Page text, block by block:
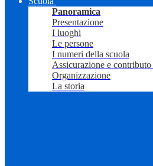
Panoramica
Presentazione
I luoghi
Le persone
I numeri della scuola
Assicurazione e
Organizzazione
La storia